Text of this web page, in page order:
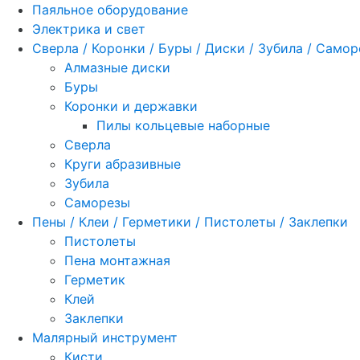
Паяльное оборудование
Электрика и свет
Сверла / Коронки / Буры / Диски / Зубила /
Алмазные диски
Буры
Коронки и державки
Пилы кольцевые наборные
Сверла
Круги абразивные
Зубила
Саморезы
Пены / Клеи / Герметики / Пистолеты / Заклепки
Пистолеты
Пена монтажная
Герметик
Клей
Заклепки
Малярный инструмент
Кисти